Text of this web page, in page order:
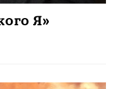
Я»